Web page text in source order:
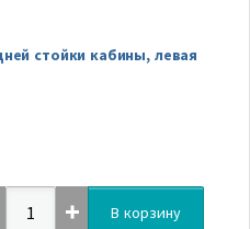
стойки кабины, левая
В корзину